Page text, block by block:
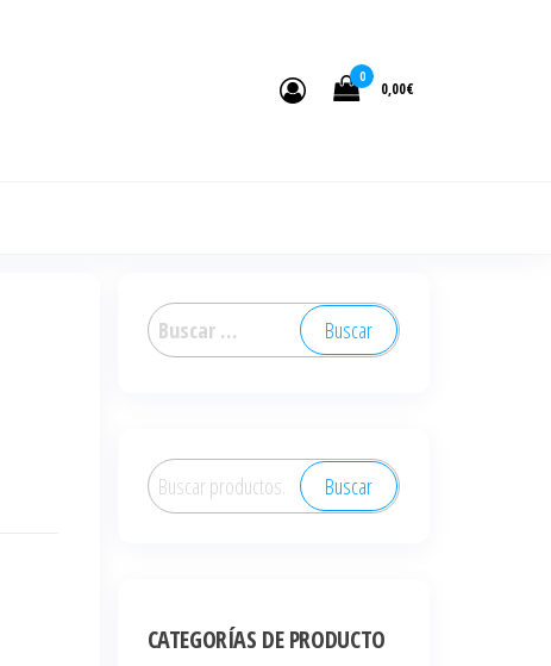
0
0,00€
Buscar:
Buscar
por:
Buscar
CATEGORÍAS DE PRODUCTO